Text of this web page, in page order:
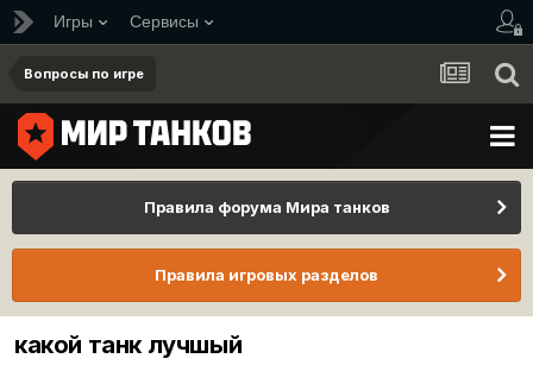
Игры Сервисы
Вопросы по игре
Правила форума Мира танков
Правила игровых разделов
какой танк лучшый